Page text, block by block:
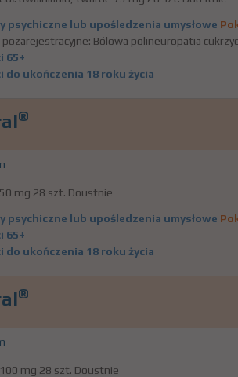
psychiczne lub upośledzenia umysłowe
pozarejestracyjne: Bólowa polineuropatia
65+
do ukończenia 18 roku życia
®
mg 28 szt. Doustnie
psychiczne lub upośledzenia umysłowe
65+
do ukończenia 18 roku życia
®
mg 28 szt. Doustnie